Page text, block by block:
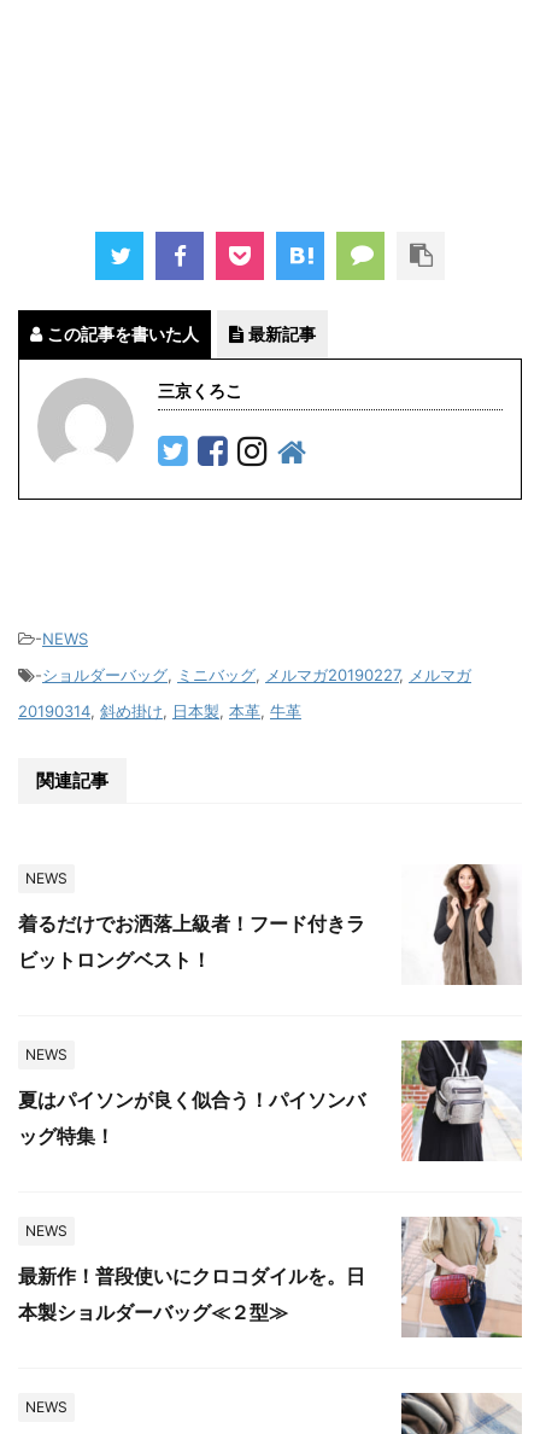
この記事を書いた人 最新記事
三京くろこ
-NEWS
-ショルダーバッグ, ミニバッグ, メルマガ20190227, メルマガ
20190314, 斜め掛け, 日本製, 本革, 牛革
関連記事
NEWS
着るだけでお洒落上級者！フード付きラ
ビットロングベスト！
NEWS
夏はパイソンが良く似合う！パイソンバ
ッグ特集！
NEWS
最新作！普段使いにクロコダイルを。日
本製ショルダーバッグ≪２型≫
NEWS